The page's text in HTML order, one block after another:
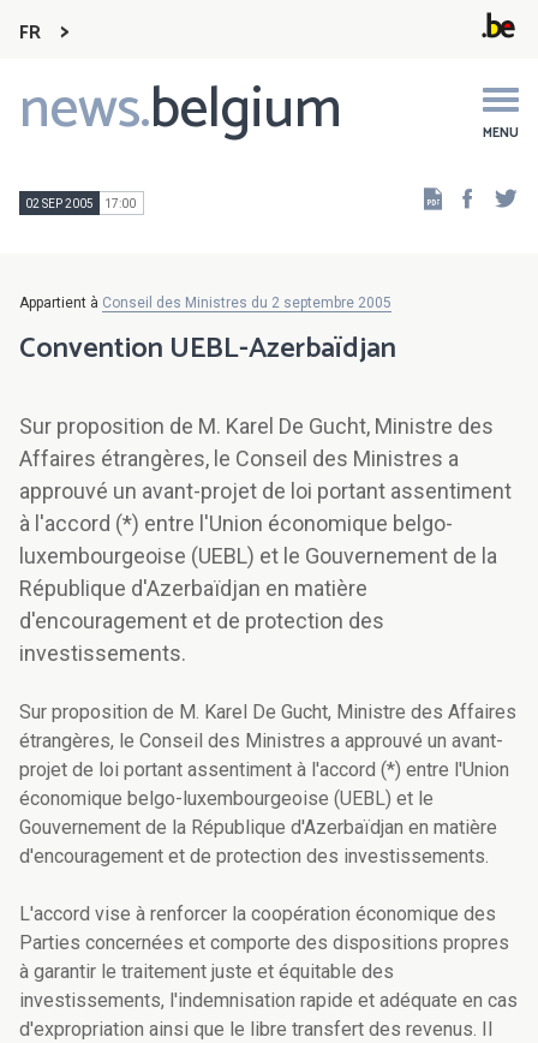
FR
news.belgium MENU
Main
navigation
02 SEP 2005 17:00
Appartient à Conseil des Ministres du 2 septembre 2005
Convention UEBL-Azerbaïdjan
Sur proposition de M. Karel De Gucht, Ministre des
Affaires étrangères, le Conseil des Ministres a
approuvé un avant-projet de loi portant assentiment
à l'accord (*) entre l'Union économique belgo-
luxembourgeoise (UEBL) et le Gouvernement de la
République d'Azerbaïdjan en matière
d'encouragement et de protection des
investissements.
Sur proposition de M. Karel De Gucht, Ministre des Affaires
étrangères, le Conseil des Ministres a approuvé un avant-
projet de loi portant assentiment à l'accord (*) entre l'Union
économique belgo-luxembourgeoise (UEBL) et le
Gouvernement de la République d'Azerbaïdjan en matière
d'encouragement et de protection des investissements.
L'accord vise à renforcer la coopération économique des
Parties concernées et comporte des dispositions propres
à garantir le traitement juste et équitable des
investissements, l'indemnisation rapide et adéquate en cas
d'expropriation ainsi que le libre transfert des revenus. Il